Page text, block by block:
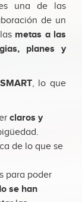
una de las
de un
metas a las
planes y
SMART, lo que
claros y
de lo que se
para poder
se han